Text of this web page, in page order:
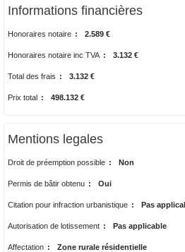
Informations financières
Honoraires notaire : 2.589 €
Honoraires notaire inc TVA : 3.132 €
Total des frais : 3.132 €
Prix total : 498.132 €
Mentions legales
Droit de préemption possible : Non
Permis de bâtir obtenu : Oui
Citation pour infraction urbanistique : Pas
Autorisation de lotissement : Pas applicable
Affectation : Zone rurale résidentielle